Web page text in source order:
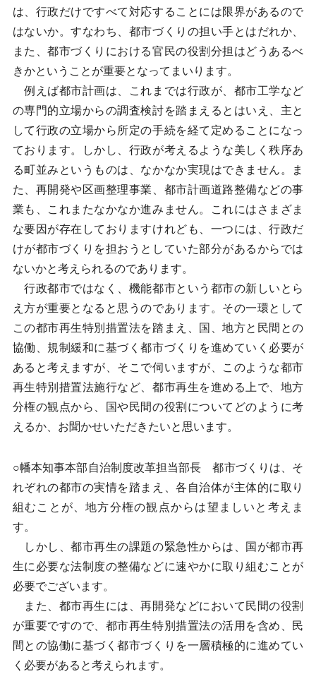
は、行政だけですべて対応することには限界があるので
はないか。すなわち、都市づくりの担い手とはだれか、
また、都市づくりにおける官民の役割分担はどうあるべ
きかということが重要となってまいります。
例えば都市計画は、これまでは行政が、都市工学など
の専門的立場からの調査検討を踏まえるとはいえ、主と
して行政の立場から所定の手続を経て定めることになっ
ております。しかし、行政が考えるような美しく秩序あ
る町並みというものは、なかなか実現はできません。ま
た、再開発や区画整理事業、都市計画道路整備などの事
業も、これまたなかなか進みません。これにはさまざま
な要因が存在しておりますけれども、一つには、行政だ
けが都市づくりを担おうとしていた部分があるからでは
ないかと考えられるのであります。
行政都市ではなく、機能都市という都市の新しいとら
え方が重要となると思うのであります。その一環として
この都市再生特別措置法を踏まえ、国、地方と民間との
協働、規制緩和に基づく都市づくりを進めていく必要が
あると考えますが、そこで伺いますが、このような都市
再生特別措置法施行など、都市再生を進める上で、地方
分権の観点から、国や民間の役割についてどのように考
えるか、お聞かせいただきたいと思います。
○幡本知事本部自治制度改革担当部長 都市づくりは、そ
れぞれの都市の実情を踏まえ、各自治体が主体的に取り
組むことが、地方分権の観点からは望ましいと考えま
す。
しかし、都市再生の課題の緊急性からは、国が都市再
生に必要な法制度の整備などに速やかに取り組むことが
必要でございます。
また、都市再生には、再開発などにおいて民間の役割
が重要ですので、都市再生特別措置法の活用を含め、民
間との協働に基づく都市づくりを一層積極的に進めてい
く必要があると考えられます。